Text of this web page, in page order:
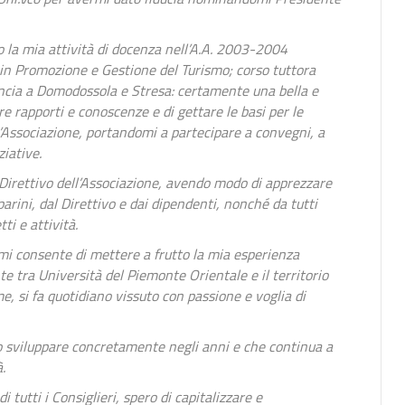
la mia attività di docenza nell’A.A. 2003-2004
Promozione e Gestione del Turismo; corso tuttora
a Domodossola e Stresa: certamente una bella e
rapporti e conoscenze e di gettare le basi per le
portandomi a partecipare a convegni, a
dell’Associazione, avendo modo di apprezzare
dal Direttivo e dai dipendenti, nonché da tutti
e attività.
consente di mettere a frutto la mia esperienza
tra Università del Piemonte Orientale e il territorio
si fa quotidiano vissuto con passione e voglia di
concretamente negli anni e che continua a
tutti i Consiglieri, spero di capitalizzare e